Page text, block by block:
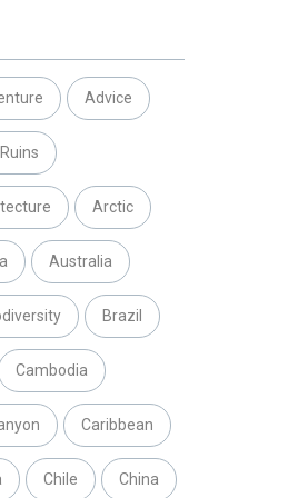
Advice
Arctic
Australia
Brazil
Cambodia
Caribbean
Chile China